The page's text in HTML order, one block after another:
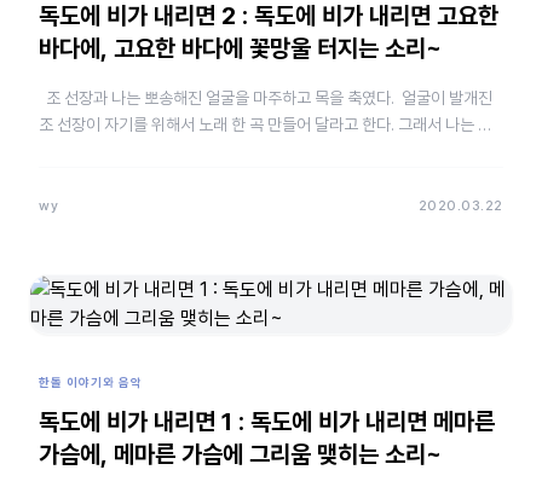
독도에 비가 내리면 2 : 독도에 비가 내리면 고요한
바다에, 고요한 바다에 꽃망울 터지는 소리~
조 선장과 나는 뽀송해진 얼굴을 마주하고 목을 축였다. 얼굴이 발개진
조 선장이 자기를 위해서 노래 한 곡 만들어 달라고 한다. 그래서 나는 용
wy 2020.03.22
한돌 이야기와 음악
독도에 비가 내리면 1 : 독도에 비가 내리면 메마른
가슴에, 메마른 가슴에 그리움 맺히는 소리~